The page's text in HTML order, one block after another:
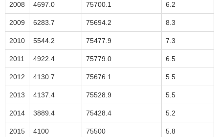
2008 4697.0 75700.1 6.2
2009 6283.7 75694.2 8.3
2010 5544.2 75477.9 7.3
2011 4922.4 75779.0 6.5
2012 4130.7 75676.1 5.5
2013 4137.4 75528.9 5.5
2014 3889.4 75428.4 5.2
2015 4100 75500 5.8